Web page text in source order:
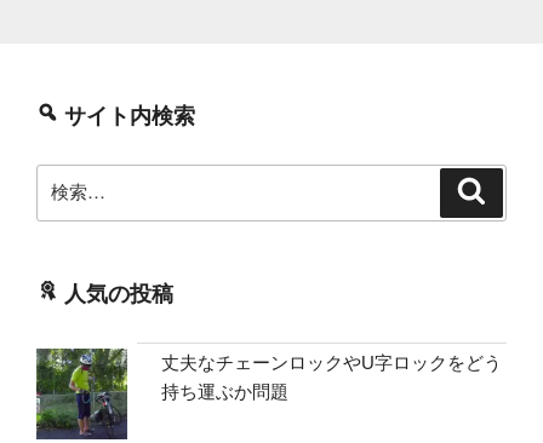
サイト内検索
索:
人気の投稿
丈夫なチェーンロックやU字ロックをどう
持ち運ぶか問題